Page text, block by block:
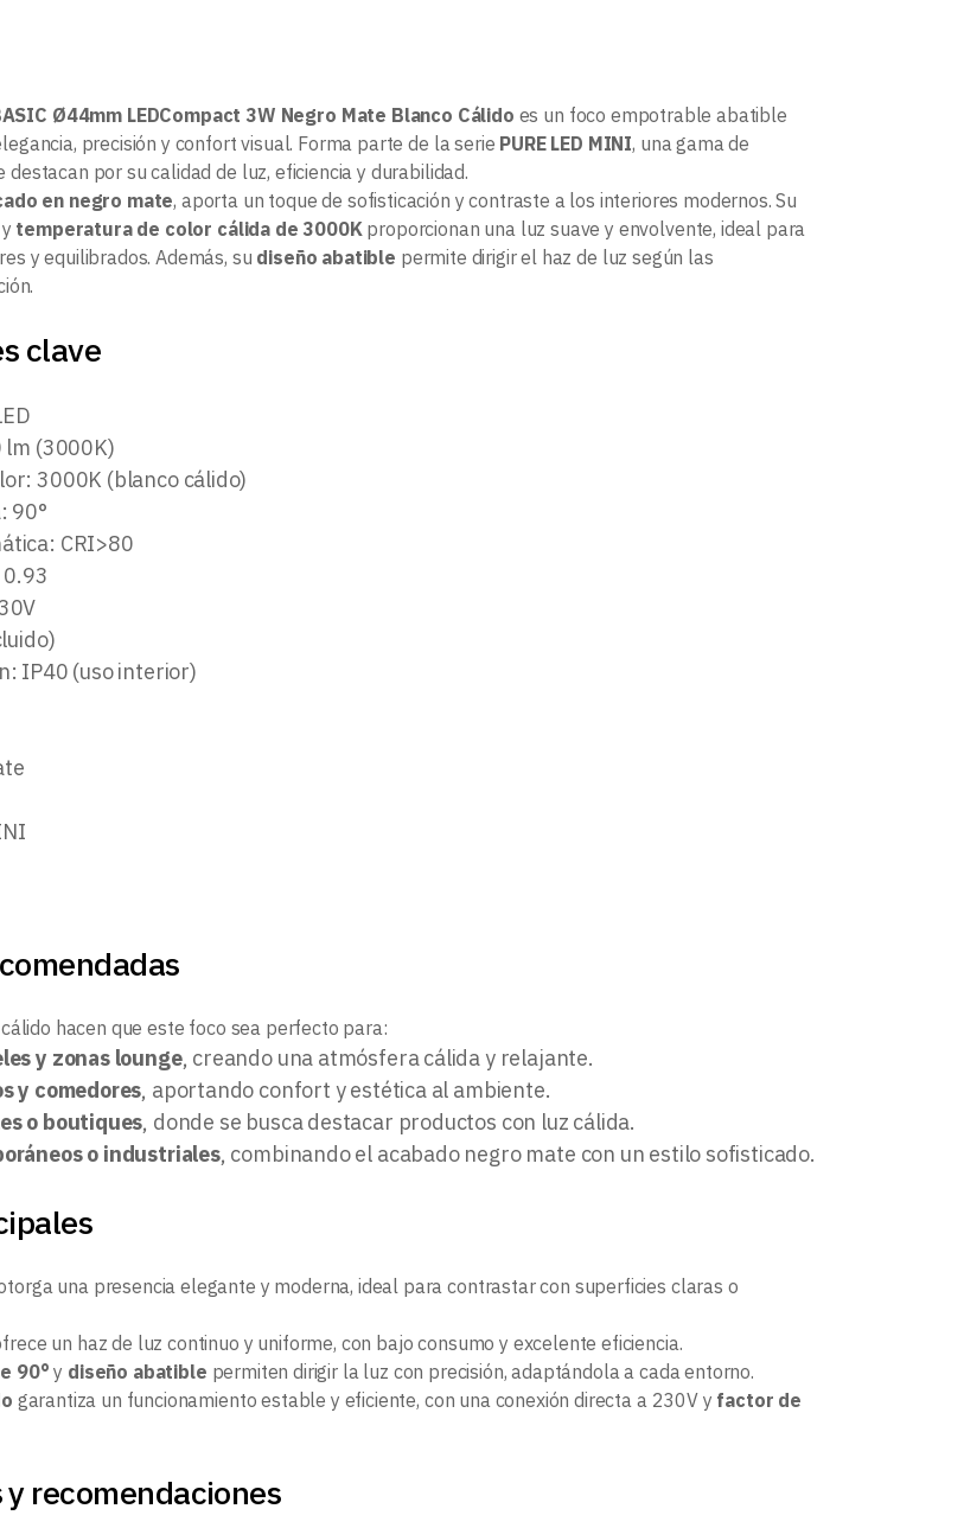
Ø44mm LEDCompact 3W Negro Mate Blanco Cálido es un foco empotrable abatible
precisión y confort visual. Forma parte de la serie PURE LED MINI, una gama de
por su calidad de luz, eficiencia y durabilidad.
en negro mate, aporta un toque de sofisticación y contraste a los interiores modernos. Su
y temperatura de color cálida de 3000K proporcionan una luz suave y envolvente, ideal para
y equilibrados. Además, su diseño abatible permite dirigir el haz de luz según las
clave
lm (3000K)
3000K (blanco cálido)
90°
CRI>80
IP40 (uso interior)
hacen que este foco sea perfecto para:
y zonas lounge, creando una atmósfera cálida y relajante.
y comedores, aportando confort y estética al ambiente.
o boutiques, donde se busca destacar productos con luz cálida.
o industriales, combinando el acabado negro mate con un estilo sofisticado.
una presencia elegante y moderna, ideal para contrastar con superficies claras o
un haz de luz continuo y uniforme, con bajo consumo y excelente eficiencia.
90° y diseño abatible permiten dirigir la luz con precisión, adaptándola a cada entorno.
garantiza un funcionamiento estable y eficiente, con una conexión directa a 230V y factor de
recomendaciones